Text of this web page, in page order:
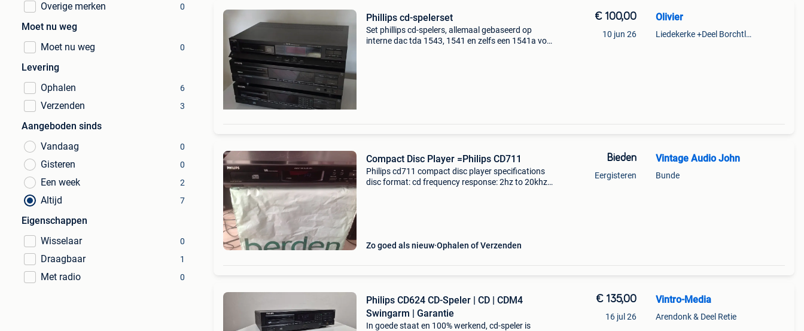
Overige merken 0
Moet nu weg
Moet nu weg
0
Levering
Ophalen
6
Verzenden 3
Aangeboden sinds
Vandaag
0
Gisteren 0
Een week 2
Altijd 7
Eigenschappen
Wisselaar
0
Draagbaar 1
Met radio 0
Phillips cd-spelerset
Set phillips cd-spelers, allemaal gebaseerd op
interne dac tda 1543, 1541 en zelfs een 1541a voor
€ 100,00
10 jun 26
Olivier
Liedekerke +Deel Borchtlombeek
Compact Disc Player =Philips CD711
Philips cd711 compact disc player specifications
disc format: cd frequency response: 2hz to 20khz
Zo goed als nieuw Ophalen of Verzenden
Bieden
Eergisteren
Vintage Audio John
Bunde
Philips CD624 CD-Speler | CD | CDM4
Swingarm | Garantie
In goede staat en 100% werkend, cd-speler is
€ 135,00
16 jul 26
Vintro-Media
Arendonk & Deel Retie